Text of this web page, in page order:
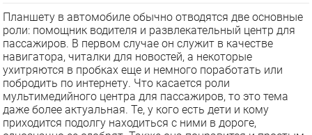
Планшету в автомобиле обычно отводятся две основные
роли: помощник водителя и развлекательный центр для
пассажиров. В первом случае он служит в качестве
навигатора, читалки для новостей, а некоторые
ухитряются в пробках еще и немного поработать или
побродить по интернету. Что касается роли
мультимедийного центра для пассажиров, то это тема
даже более актуальная. Те, у кого есть дети и кому
приходится подолгу находиться с ними в дороге,